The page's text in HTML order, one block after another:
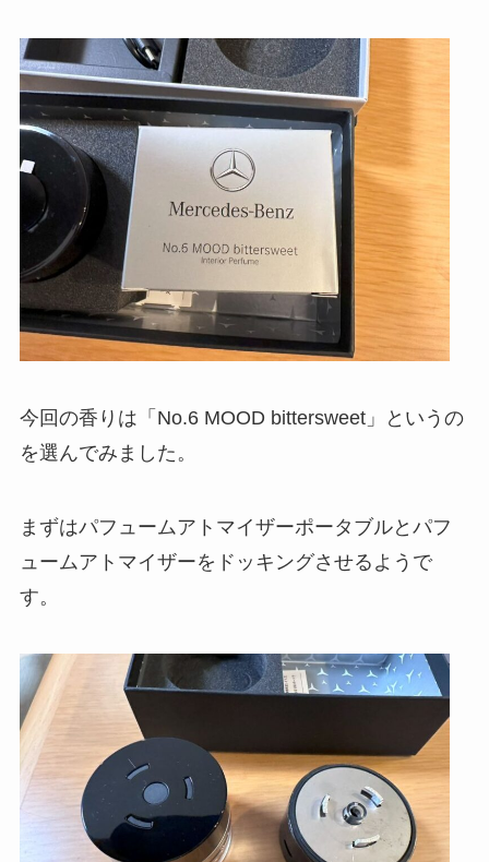
今回の香りは「No.6 MOOD bittersweet」というの
を選んでみました。
まずはパフュームアトマイザーポータブルとパフ
ュームアトマイザーをドッキングさせるようで
す。